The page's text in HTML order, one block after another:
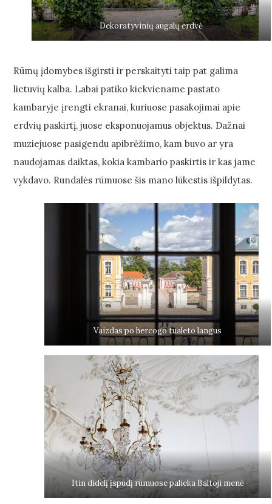
Dekoratyvinių augalų erdvė
Rūmų įdomybes išgirsti ir perskaityti taip pat galima
lietuvių kalba. Labai patiko kiekviename pastato
kambaryje įrengti ekranai, kuriuose pasakojimai apie
erdvių paskirtį, juose eksponuojamus objektus. Dažnai
muziejuose pasigendu apibrėžimo, kam buvo ar yra
naudojamas daiktas, kokia kambario paskirtis ir kas jame
vykdavo. Rundalės rūmuose šis mano lūkestis išpildytas.
Vaizdas po hercogo tualeto langus
Itin didelį įspūdį rūmuose palieka Baltoji menė